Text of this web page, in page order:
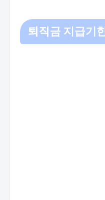
퇴직금 지급기